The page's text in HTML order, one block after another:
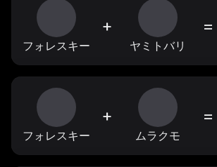
フォレスキー
+
ヤミトバリ
=
フォレスキー
+
ムラクモ
=